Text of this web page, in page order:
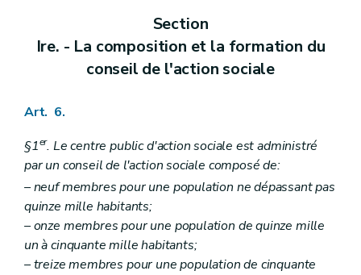
Section 2
De la tutelle des enfants
Art. 63
Art. 64
Section 3 Des avances sur pensions alimentaires et du recouvrement de ces pensions
Art. 68bis
Art. 68ter
Art. 68quater
Section 4 Aide spécifique au paiement de pensions alimentaires en faveur d'enfants ou de parts contributives pour enfants placés
Art. 68quinquies
Chapitre V Du recours
Art. 69 et 70
Art. 71
Section
Ire. - La composition et la formation du
conseil de l'action sociale
Art. 6.
§1er. Le centre public d'action sociale est administré
par un conseil de l'action sociale composé de:
– neuf membres pour une population ne dépassant pas
quinze mille habitants;
– onze membres pour une population de quinze mille
un à cinquante mille habitants;
– treize membres pour une population de cinquante